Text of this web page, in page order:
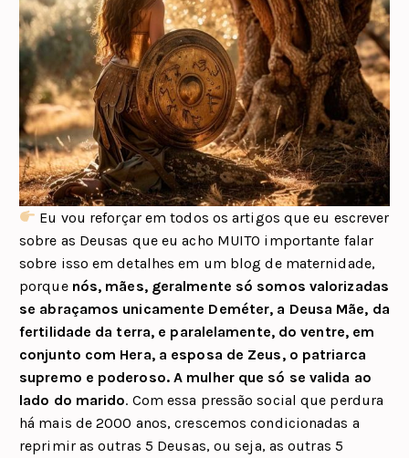
Eu vou reforçar em todos os artigos que eu escrever
sobre as Deusas que eu acho MUITO importante falar
sobre isso em detalhes em um blog de maternidade,
porque nós, mães, geralmente só somos valorizadas
se abraçamos unicamente Deméter, a Deusa Mãe, da
fertilidade da terra, e paralelamente, do ventre, em
conjunto com Hera, a esposa de Zeus, o patriarca
supremo e poderoso. A mulher que só se valida ao
lado do marido. Com essa pressão social que perdura
há mais de 2000 anos, crescemos condicionadas a
reprimir as outras 5 Deusas, ou seja, as outras 5